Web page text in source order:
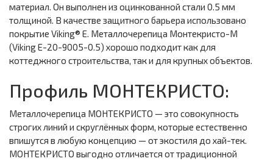
материал. Он выполнен из оцинкованной стали 0.5 мм
толщиной. В качестве защитного барьера использовано
покрытие Viking® E. Металлочерепица Монтекристо-M
(Viking E-20-9005-0.5) хорошо подходит как для
коттеджного строительства, так и для крупных объектов.
Профиль МОНТЕКРИСТО:
Металлочерепица МОНТЕКРИСТО — это совокупность
строгих линий и скруглённых форм, которые естественно
впишутся в любую концепцию — от экостиля до хай-тек.
МОНТЕКРИСТО выгодно отличается от традиционной